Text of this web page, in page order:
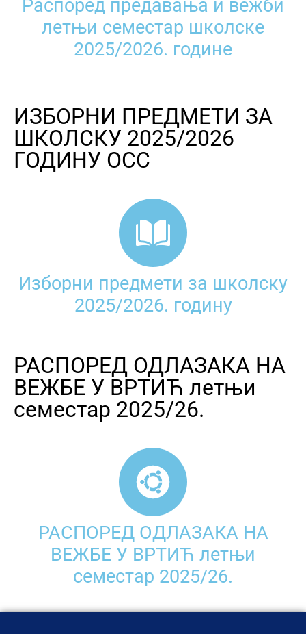
Распоред предавања и вежби
летњи семестар школске
2025/2026. године
ИЗБОРНИ ПРЕДМЕТИ ЗА
ШКОЛСКУ 2025/2026
ГОДИНУ ОСС
Изборни предмети за школску
2025/2026. годину
РАСПОРЕД ОДЛАЗАКА НА
ВЕЖБЕ У ВРТИЋ летњи
семестар 2025/26.
РАСПОРЕД ОДЛАЗАКА НА
ВЕЖБЕ У ВРТИЋ летњи
семестар 2025/26.​